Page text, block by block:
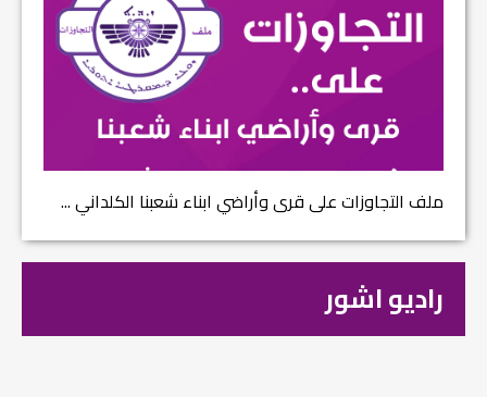
ملف التجاوزات على قرى وأراضي ابناء شعبنا الكلداني ...
راديو اشور